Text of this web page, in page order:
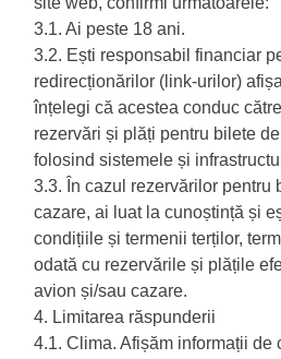
3.1. Ai peste 18 ani.
3.2. Ești responsabil financiar
redirecționărilor (link-urilor)
înțelegi că acestea conduc
rezervări și plăți pentru bilete
folosind sistemele și
3.3. În cazul rezervărilor pentru
cazare, ai luat la cunoștință și
condițiile și termenii terților,
odată cu rezervările și plățile
avion și/sau cazare.
4. Limitarea răspunderii
4.1. Clima. Afișăm informații de